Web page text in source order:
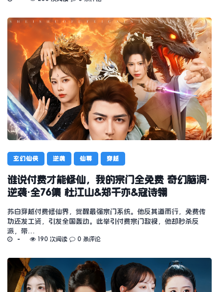
玄幻仙侠 逆袭 仙尊 穿越
谁说付费才能修仙，我的宗门全免费 奇幻脑洞·
逆袭·全76集 杜江山&郑千亦&寇诗翎
苏白穿越付费修仙界，觉醒最强宗门系统。他反其道而行，免费传
功还发工资，引发全国轰动。此举引付费宗门敌视，他却秒杀反
派，带…
190 次阅读 0 条评论